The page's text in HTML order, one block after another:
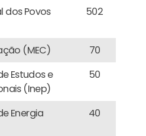
dos Povos
502
(MEC)
70
Estudos e
(Inep)
50
Energia
40